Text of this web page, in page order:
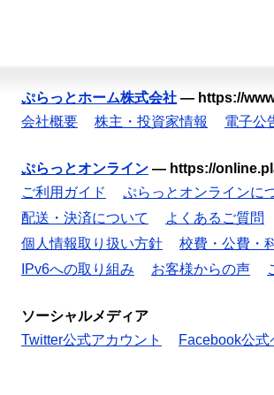
ぷらっとホーム株式会社 — https://
会社概要
株主・投資家情報 電子公
ぷらっとオンライン — https://
ご利用ガイド
ぷらっとオンラインに
配送・決済について
よくあるご質問
個人情報取り扱い方針
校費・公費・
IPv6への取り組み
お客様からの声
ソーシャルメディア
Twitter公式アカウント
Facebook公式